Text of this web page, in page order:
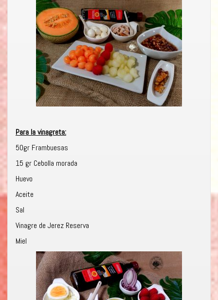
Para la vinagreta:
50gr Frambuesas
15 gr Cebolla morada
Huevo
Aceite
Sal
Vinagre de Jerez Reserva
Miel